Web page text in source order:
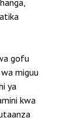
gofu
miguu
ya
kwa